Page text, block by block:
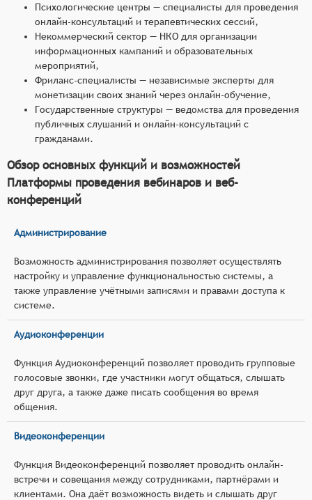
Психологические центры — специалисты для проведения
онлайн-консультаций и терапевтических сессий,
Некоммерческий сектор — НКО для организации
информационных кампаний и образовательных
мероприятий,
Фриланс-специалисты — независимые эксперты для
монетизации своих знаний через онлайн-обучение,
Государственные структуры — ведомства для проведения
публичных слушаний и онлайн-консультаций с
гражданами.
Обзор основных функций и возможностей
Платформы проведения вебинаров и веб-
конференций
Администрирование
Возможность администрирования позволяет осуществлять
настройку и управление функциональностью системы, а
также управление учётными записями и правами доступа к
системе.
Аудиоконференции
Функция Аудиоконференций позволяет проводить групповые
голосовые звонки, где участники могут общаться, слышать
друг друга, а также даже писать сообщения во время
общения.
Видеоконференции
Функция Видеоконференций позволяет проводить онлайн-
встречи и совещания между сотрудниками, партнёрами и
клиентами. Она даёт возможность видеть и слышать друг